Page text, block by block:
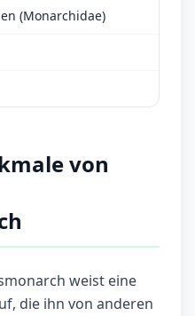
(Monarchidae)
von
weist eine
die ihn von anderen